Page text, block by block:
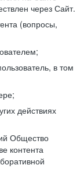
через Сайт.
(вопросы,
в том
действиях
Общество
контента